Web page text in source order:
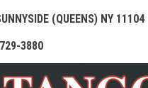
(QUEENS) NY 11104
3880